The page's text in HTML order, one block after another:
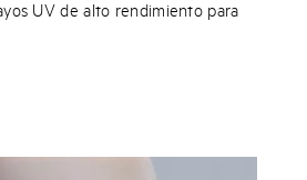
UV de alto rendimiento para